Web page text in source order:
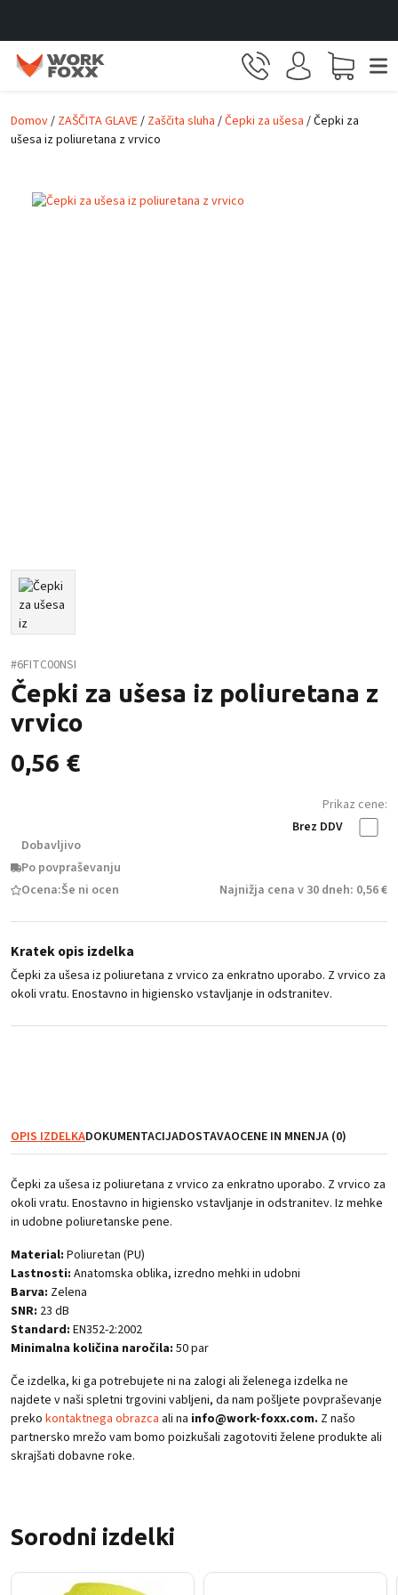
Domov/ ZAŠČITA GLAVE/ Zaščita sluha /Čepki za ušesa / Čepki za
ušesa iz poliuretana z vrvico
#6FITC00NSI
Čepki za ušesa iz poliuretana z
vrvico
0,56 €
Prikaz cene:
Brez DDV
Dobavljivo
Po povpraševanju
Ocena:Še ni ocen Najnižja cena v 30 dneh: 0,56 €
Kratek opis izdelka
Čepki za ušesa iz poliuretana z vrvico za enkratno uporabo. Z vrvico za
okoli vratu. Enostavno in higiensko vstavljanje in odstranitev.
OPIS IZDELKADOKUMENTACIJADOSTAVAOCENE IN MNENJA (0)
Čepki za ušesa iz poliuretana z vrvico za enkratno uporabo. Z vrvico za
okoli vratu. Enostavno in higiensko vstavljanje in odstranitev. Iz mehke
in udobne poliuretanske pene.
Material: Poliuretan (PU)
Lastnosti: Anatomska oblika, izredno mehki in udobni
Barva: Zelena
SNR: 23 dB
Standard: EN352-2:2002
Minimalna količina naročila: 50 par
Če izdelka, ki ga potrebujete ni na zalogi ali želenega izdelka ne
najdete v naši spletni trgovini vabljeni, da nam pošljete povpraševanje
preko kontaktnega obrazca ali na info@work-foxx.com. Z našo
partnersko mrežo vam bomo poizkušali zagotoviti želene produkte ali
skrajšati dobavne roke.
Sorodni izdelki